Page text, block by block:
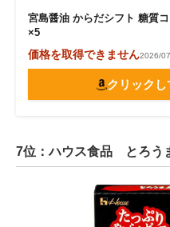
宮島醤油 からだシフト 糖質
×5
価格を取得できません2026/
クリックし
7位：ハウス食品 とろう